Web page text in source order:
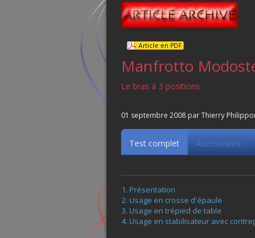
Article en PDF
Manfrotto
Le bras à 3 positions
01 septembre 2008 par Thierry
Test complet Accessoires
Présentation
Usage en crosse d'épaule
Usage en trépied de table
Usage en stabilisateur avec